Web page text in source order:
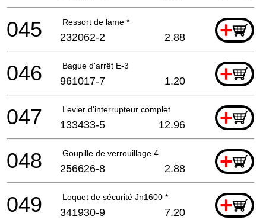
Ressort de lame * +
045 232062-2 2.88
Bague d'arrêt E-3 +
046 961017-7 1.20
Levier d'interrupteur complet +
047 133433-5 12.96
Goupille de verrouillage 4 +
048 256626-8 2.88
Loquet de sécurité Jn1600 * +
049 341930-9 7.20